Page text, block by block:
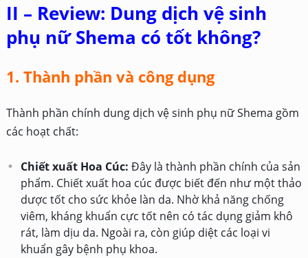
II – Review: Dung dịch vệ sinh
phụ nữ Shema có tốt không?
1. Thành phần và công dụng
Thành phần chính dung dịch vệ sinh phụ nữ Shema gồm
các hoạt chất:
Chiết xuất Hoa Cúc: Đây là thành phần chính của sản
phẩm. Chiết xuất hoa cúc được biết đến như một thảo
dược tốt cho sức khỏe làn da. Nhờ khả năng chống
viêm, kháng khuẩn cực tốt nên có tác dụng giảm khô
rát, làm dịu da. Ngoài ra, còn giúp diệt các loại vi
khuẩn gây bệnh phụ khoa.